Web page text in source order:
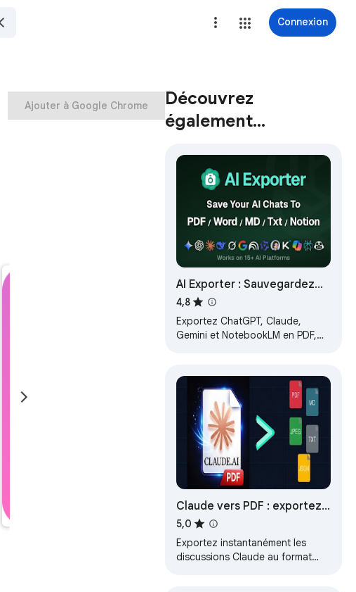
Connexion
Ajouter à Google Chrome
Découvrez
également…
AI Exporter : Sauvegardez
ChatGPT, Gemini en PDF,
Word, MD | Sync Notion
4,8
Exportez ChatGPT, Claude,
Gemini et NotebookLM en PDF,
personnalisée inclus.
Claude vers PDF : exportez
les discussions Claude vers
PDF, Markdown, JSON
5,0
Exportez instantanément les
discussions Claude au format